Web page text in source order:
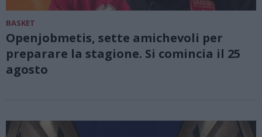
BASKET
Openjobmetis, sette amichevoli per
preparare la stagione. Si comincia il 25
agosto